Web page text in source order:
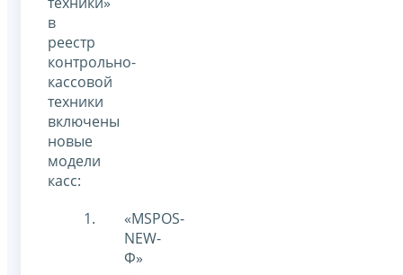
в
реестр
контрольно-
кассовой
техники
включены
новые
модели
касс:
«MSPOS-
NEW-
Ф»